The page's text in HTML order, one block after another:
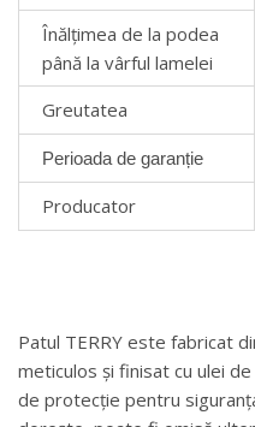
Înălțimea de la podea
până la vârful lamelei
Greutatea
Perioada de garanție
Producator
Patul TERRY este fabricat
meticulos și finisat cu ulei
de protecție pentru